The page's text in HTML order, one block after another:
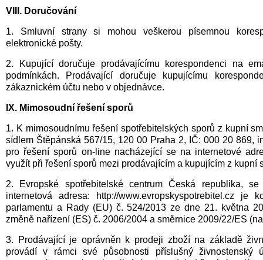
VIII. Doručování
1. Smluvní strany si mohou veškerou písemnou
elektronické pošty.
2. Kupující doručuje prodávajícímu korespondenci na
podmínkách. Prodávající doručuje kupujícímu
zákaznickém účtu nebo v objednávce.
IX. Mimosoudní řešení sporů
1. K mimosoudnímu řešení spotřebitelských sporů z kupní
sídlem Štěpánská 567/15, 120 00 Praha 2, IČ: 000 20 869,
pro řešení sporů on-line nacházející se na internetové
využít při řešení sporů mezi prodávajícím a kupujícím z kupní
2. Evropské spotřebitelské centrum Česká republika,
internetová adresa: http://www.evropskyspotrebitel.cz je
parlamentu a Rady (EU) č. 524/2013 ze dne 21. května
změně nařízení (ES) č. 2006/2004 a směrnice 2009/22/ES
3. Prodávající je oprávněn k prodeji zboží na základě
provádí v rámci své působnosti příslušný živnostenský